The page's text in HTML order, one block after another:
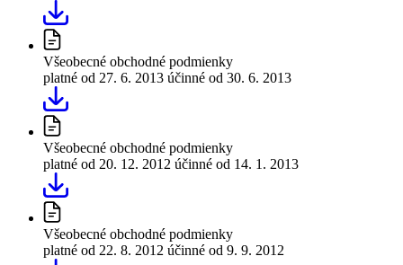
Všeobecné obchodné podmienky
platné od 27. 6. 2013 účinné od 30. 6. 2013
Všeobecné obchodné podmienky
platné od 20. 12. 2012 účinné od 14. 1. 2013
Všeobecné obchodné podmienky
platné od 22. 8. 2012 účinné od 9. 9. 2012